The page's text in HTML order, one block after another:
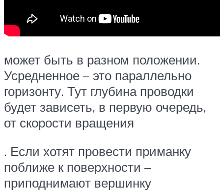
может быть в разном положении.
Усредненное – это параллельно
горизонту. Тут глубина проводки
будет зависеть, в первую очередь,
от скорости вращения
. Если хотят провести приманку
поближе к поверхности –
приподнимают вершинку